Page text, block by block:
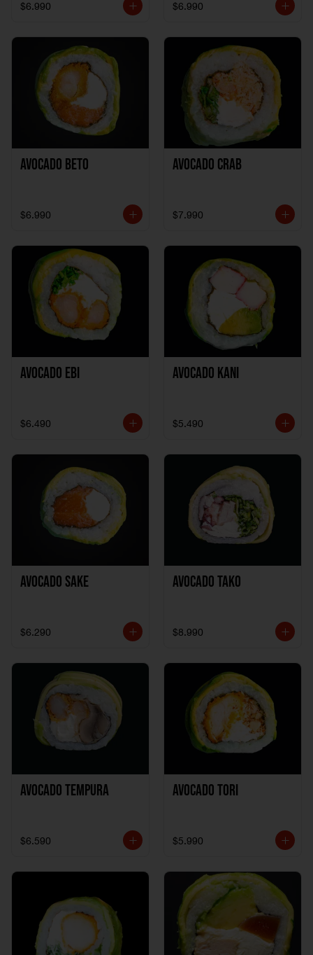
$6.990 $6.990
Avocado Beto
$6.990
Avocado Crab
$7.990
Avocado Ebi
$6.490
Avocado Kani
$5.490
Avocado Sake
$6.290
Avocado Tako
$8.990
Avocado Tempura
$6.590
Avocado Tori
$5.990